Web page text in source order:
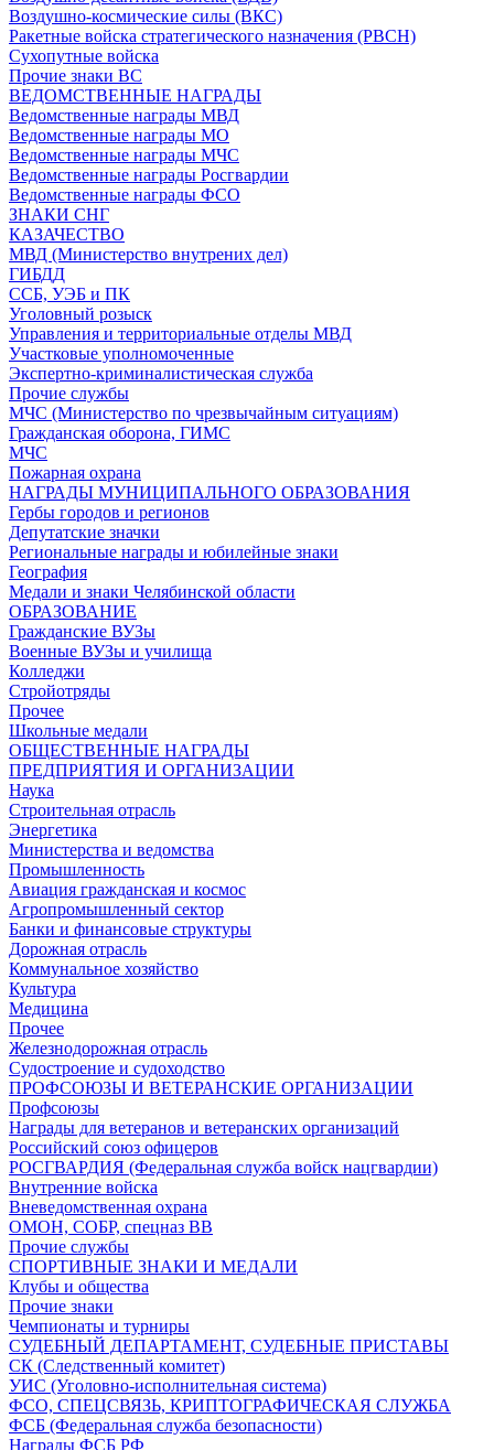
Воздушно-космические силы (ВКС)
Ракетные войска стратегического назначения (РВСН)
Сухопутные войска
Прочие знаки ВС
ВЕДОМСТВЕННЫЕ НАГРАДЫ
Ведомственные награды МВД
Ведомственные награды МО
Ведомственные награды МЧС
Ведомственные награды Росгвардии
Ведомственные награды ФСО
ЗНАКИ СНГ
КАЗАЧЕСТВО
МВД (Министерство внутрених дел)
ГИБДД
ССБ, УЭБ и ПК
Уголовный розыск
Управления и территориальные отделы МВД
Участковые уполномоченные
Экспертно-криминалистическая служба
Прочие службы
МЧС (Министерство по чрезвычайным ситуациям)
Гражданская оборона, ГИМС
МЧС
Пожарная охрана
НАГРАДЫ МУНИЦИПАЛЬНОГО ОБРАЗОВАНИЯ
Гербы городов и регионов
Депутатские значки
Региональные награды и юбилейные знаки
География
Медали и знаки Челябинской области
ОБРАЗОВАНИЕ
Гражданские ВУЗы
Военные ВУЗы и училища
Колледжи
Стройотряды
Прочее
Школьные медали
ОБЩЕСТВЕННЫЕ НАГРАДЫ
ПРЕДПРИЯТИЯ И ОРГАНИЗАЦИИ
Наука
Строительная отрасль
Энергетика
Министерства и ведомства
Промышленность
Авиация гражданская и космос
Агропромышленный сектор
Банки и финансовые структуры
Дорожная отрасль
Коммунальное хозяйство
Культура
Медицина
Прочее
Железнодорожная отрасль
Судостроение и судоходство
ПРОФСОЮЗЫ И ВЕТЕРАНСКИЕ ОРГАНИЗАЦИИ
Профсоюзы
Награды для ветеранов и ветеранских организаций
Российский союз офицеров
РОСГВАРДИЯ (Федеральная служба войск нацгвардии)
Внутренние войска
Вневедомственная охрана
ОМОН, СОБР, спецназ ВВ
Прочие службы
СПОРТИВНЫЕ ЗНАКИ И МЕДАЛИ
Клубы и общества
Прочие знаки
Чемпионаты и турниры
СУДЕБНЫЙ ДЕПАРТАМЕНТ, СУДЕБНЫЕ ПРИСТАВЫ
СК (Следственный комитет)
УИС (Уголовно-исполнительная система)
ФСО, СПЕЦСВЯЗЬ, КРИПТОГРАФИЧЕСКАЯ СЛУЖБА
ФСБ (Федеральная служба безопасности)
Награды ФСБ РФ